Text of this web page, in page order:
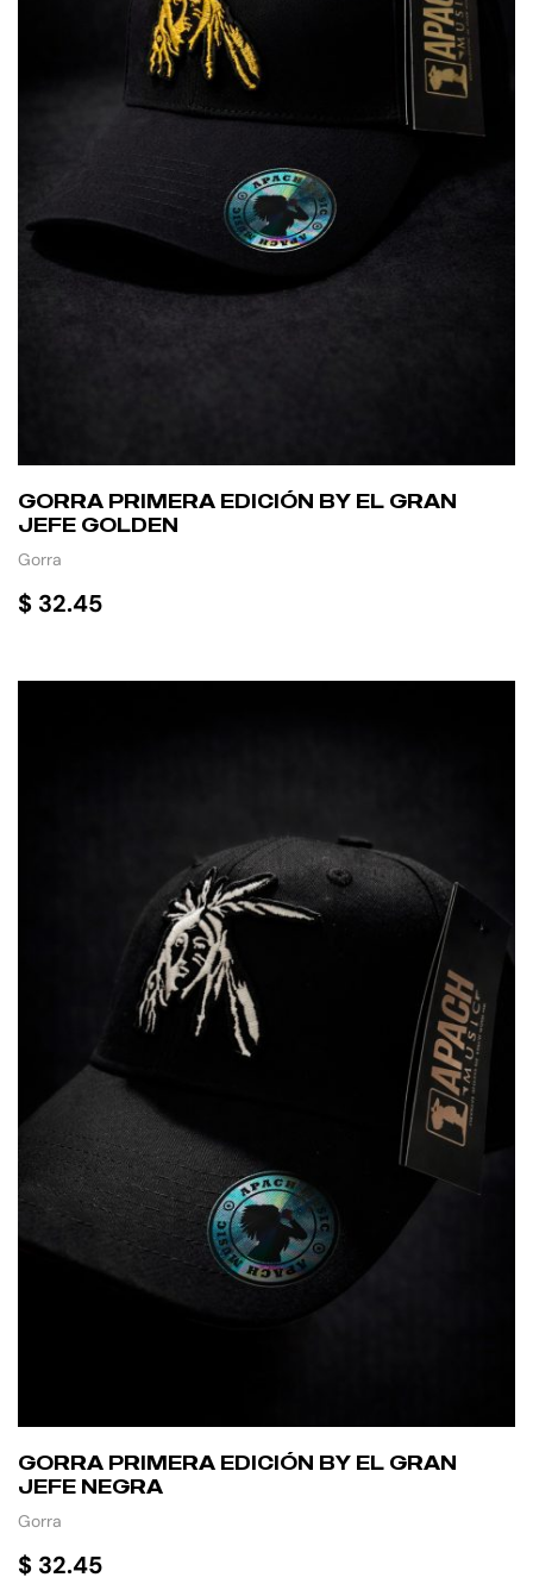
GORRA PRIMERA EDICIÓN BY EL GRAN
JEFE GOLDEN
Gorra
$ 32.45
GORRA PRIMERA EDICIÓN BY EL GRAN
JEFE NEGRA
Gorra
$ 32.45